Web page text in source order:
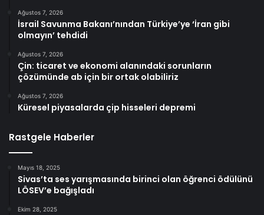
Ağustos 7, 2026
İsrail Savunma Bakanı’nından Türkiye’ye ‘İran gibi
olmayın’ tehdidi
Ağustos 7, 2026
Çin: ticaret ve ekonomi alanındaki sorunların
çözümünde ab için bir ortak olabiliriz
Ağustos 7, 2026
Küresel piyasalarda çip hisseleri depremi
Rastgele Haberler
Mayıs 18, 2025
Sivas’ta ses yarışmasında birinci olan öğrenci ödülünü
LÖSEV’e bağışladı
Ekim 28, 2025